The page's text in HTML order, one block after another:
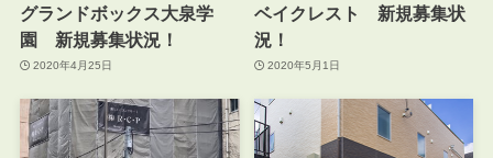
グランドボックス大泉学
園 新規募集状況！
2020年4月25日
ベイクレスト 新規募集状
況！
2020年5月1日